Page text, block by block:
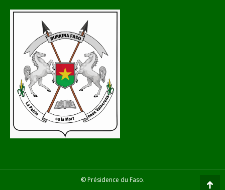
© Présidence du Faso.